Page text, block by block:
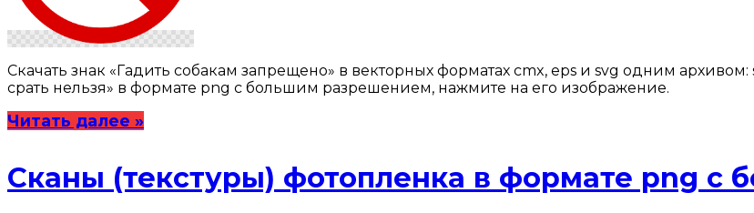
Скачать знак «Гадить собакам запрещено» в векторных форматах cmx, eps и svg одним
срать нельзя» в формате png с большим разрешением, нажмите на его изображение.
Читать далее »
Сканы (текстуры) фотопленка в формате png с